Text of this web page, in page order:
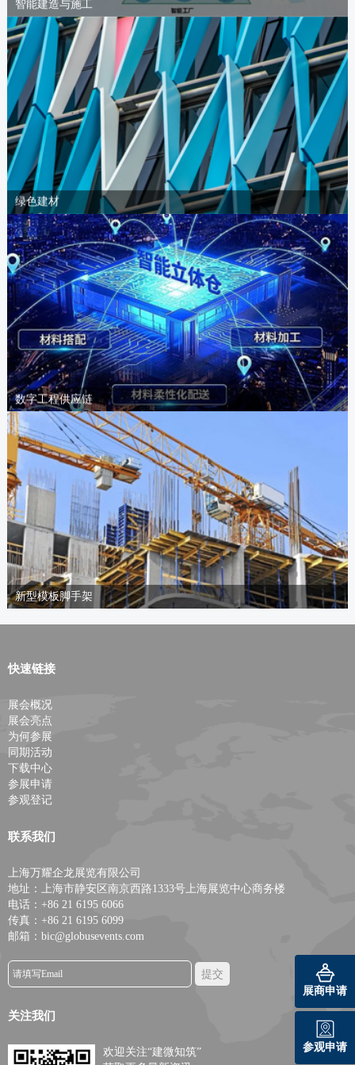
智能建造与施工
绿色建材
数字工程供应链
新型模板脚手架
快速链接
展会概况
展会亮点
为何参展
同期活动
下载中心
参展申请
参观登记
联系我们
上海万耀企龙展览有限公司
地址：上海市静安区南京西路1333号上海展览中心商务楼
电话：+86 21 6195 6066
传真：+86 21 6195 6099
邮箱：bic@globusevents.com
关注我们
欢迎关注“建微知筑”
展商申请
参观申请